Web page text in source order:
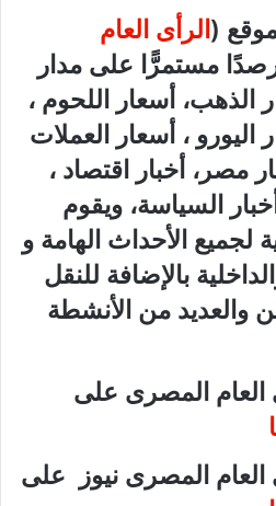
( الرأى العام
مستمرًّا على مدار
الذهب، أسعار اللحوم ،
اليورو ، أسعار العملات
مصر، أخبار اقتصاد ،
السياسة، ويقوم
لجميع الأحداث الهامة و
بالإضافة للنقل
والعديد من الأنشطة
العام المصرى على
العام المصرى نيوز على